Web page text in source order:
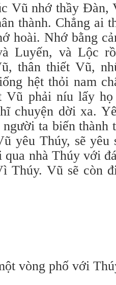
Vũ nhớ thầy Đàn,
thành. Chẳng ai
hoài. Nhớ bằng
Luyến, và Lộc
thân thiết Vũ,
hệt thỏi nam
Vũ phải níu lấy
chuyện dời xa.
ta biến thành
yêu Thúy, sẽ
nhà Thúy với
Thúy. Vũ sẽ còn
vòng phố với